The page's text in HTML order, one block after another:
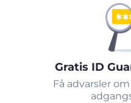
Gratis ID
Få advarsler